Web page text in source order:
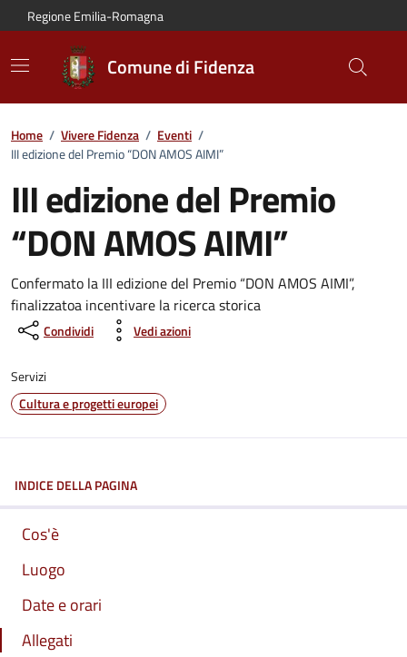
Vai al contenuto principale
Vai alla navigazione del sito
Vai al piede di pagina
Regione Emilia-Romagna
Comune di Fidenza
Home / Vivere Fidenza / Eventi /
III edizione del Premio “DON AMOS AIMI”
III edizione del Premio
“DON AMOS AIMI”
Dettagli dell'evento:
Confermato la III edizione del Premio “DON AMOS AIMI”,
finalizzatoa incentivare la ricerca storica
Condividi Vedi azioni
Servizi
Cultura e progetti europei
INDICE DELLA PAGINA
Cos'è
Luogo
Date e orari
Allegati